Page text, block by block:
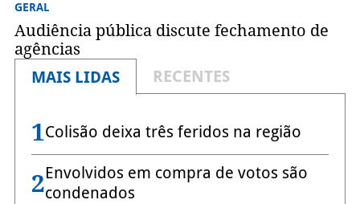
GERAL
Audiência pública discute fechamento de
agências
MAIS LIDAS
RECENTES
1Colisão deixa três feridos na região
2Envolvidos em compra de votos são
condenados